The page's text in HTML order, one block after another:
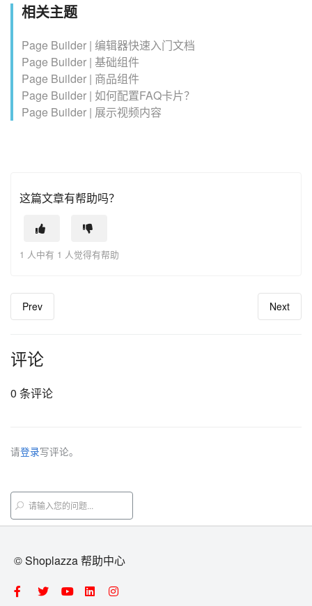
相关主题
Page Builder | 编辑器快速入门文档
Page Builder | 基础组件
Page Builder | 商品组件
Page Builder | 如何配置FAQ卡片？
Page Builder | 展示视频内容
这篇文章有帮助吗？
1 人中有 1 人觉得有帮助
Prev Next
评论
0 条评论
请登录写评论。
© Shoplazza 帮助中心